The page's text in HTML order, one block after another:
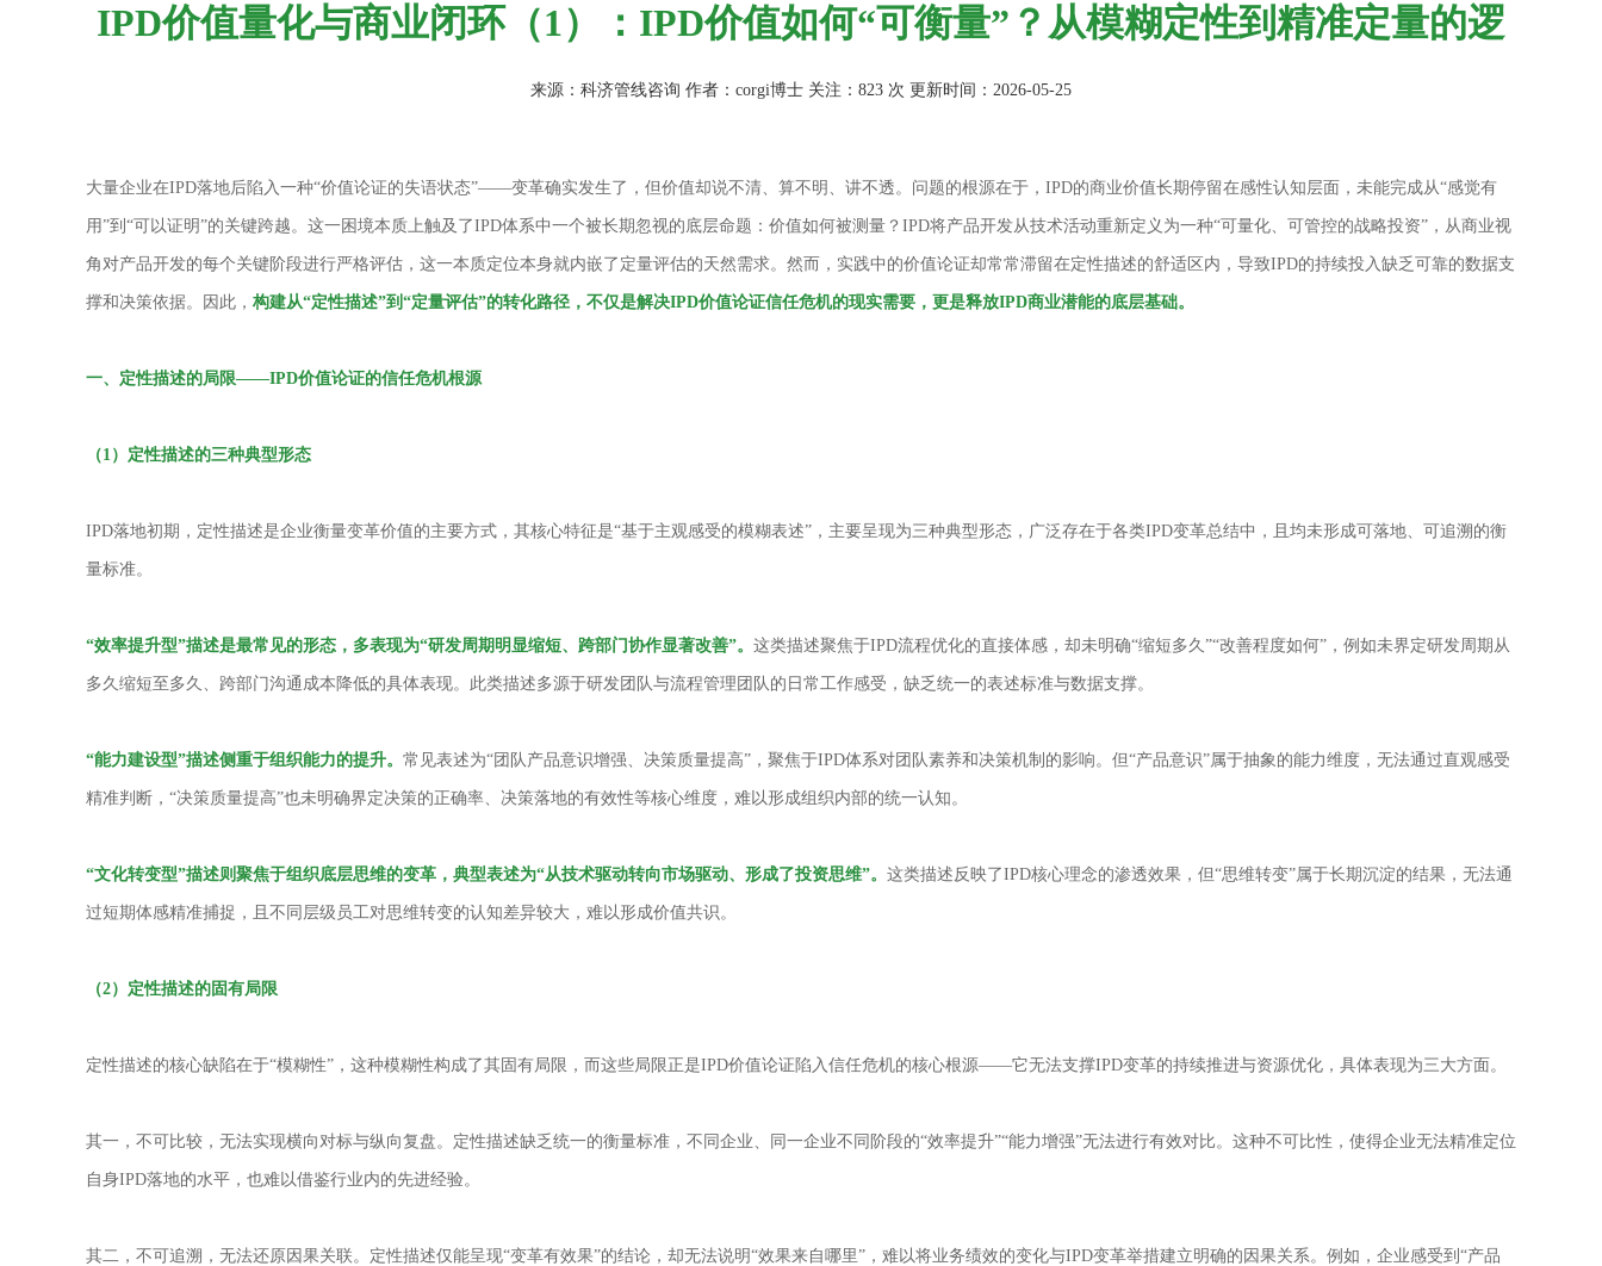
IPD价值量化与商业闭环（1）：IPD价值如何“可衡量”？从模糊定性到精准定量的逻
辑重构与路径设计
来源：科济管线咨询 作者：corgi博士 关注： 823 次 更新时间：2026-05-25
大量企业在IPD落地后陷入一种“价值论证的失语状态”——变革确实发生了，但价值却说不清、算不明、讲不透。问题的根源在于，IPD的商业价值长期停留在感性认知层面，未能完成从“感觉有
用”到“可以证明”的关键跨越。这一困境本质上触及了IPD体系中一个被长期忽视的底层命题：价值如何被测量？IPD将产品开发从技术活动重新定义为一种“可量化、可管控的战略投资”，从商业视
角对产品开发的每个关键阶段进行严格评估，这一本质定位本身就内嵌了定量评估的天然需求。然而，实践中的价值论证却常常滞留在定性描述的舒适区内，导致IPD的持续投入缺乏可靠的数据支
撑和决策依据。因此， 构建从“定性描述”到“定量评估”的转化路径，不仅是解决IPD价值论证信任危机的现实需要，更是释放IPD商业潜能的底层基础。
一、 定性描述的局限——IPD价值论证的信任危机根源
（1）定性描述的三种典型形态
IPD落地初期，定性描述是企业衡量变革价值的主要方式，其核心特征是“基于主观感受的模糊表述”，主要呈现为三种典型形态，广泛存在于各类IPD变革总结中，且均未形成可落地、可追溯的衡
量标准。
“效率提升型”描述是最常见的形态，多表现为“研发周期明显缩短、跨部门协作显著改善”。 这类描述聚焦于IPD流程优化的直接体感，却未明确“缩短多久”“改善程度如何”，例如未界定研发周期从
多久缩短至多久、跨部门沟通成本降低的具体表现。此类描述多源于研发团队与流程管理团队的日常工作感受，缺乏统一的表述标准与数据支撑。
“能力建设型”描述侧重于组织能力的提升。 常见表述为“团队产品意识增强、决策质量提高”，聚焦于IPD体系对团队素养和决策机制的影响。但“产品意识”属于抽象的能力维度，无法通过直观感受
精准判断，“决策质量提高”也未明确界定决策的正确率、决策落地的有效性等核心维度，难以形成组织内部的统一认知。
“文化转变型”描述则聚焦于组织底层思维的变革，典型表述为“从技术驱动转向市场驱动、形成了投资思维”。 这类描述反映了IPD核心理念的渗透效果，但“思维转变”属于长期沉淀的结果，无法通
过短期体感精准捕捉，且不同层级员工对思维转变的认知差异较大，难以形成价值共识。
（2）定性描述的固有局限
定性描述的核心缺陷在于“模糊性”，这种模糊性构成了其固有局限，而这些局限正是IPD价值论证陷入信任危机的核心根源——它无法支撑IPD变革的持续推进与资源优化，具体表现为三大方面。
其一，不可比较，无法实现横向对标与纵向复盘。定性描述缺乏统一的衡量标准，不同企业、同一企业不同阶段的“效率提升”“能力增强”无法进行有效对比。这种不可比性，使得企业无法精准定位
自身IPD落地的水平，也难以借鉴行业内的先进经验。
其二，不可追溯，无法还原因果关联。定性描述仅能呈现“变革有效果”的结论，却无法说明“效果来自哪里”，难以将业务绩效的变化与IPD变革举措建立明确的因果关系。例如，企业感受到“产品